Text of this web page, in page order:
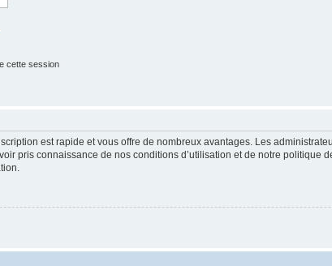
cette session
est rapide et vous offre de nombreux avantages. Les
pris connaissance de nos conditions d’utilisation et de notre